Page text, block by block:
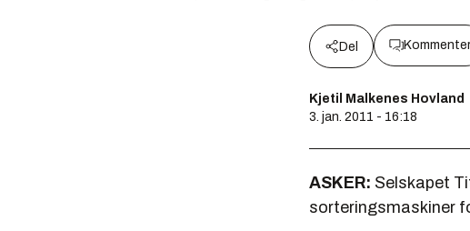
Del Kommenter
Kjetil Malkenes Hovland
3. jan. 2011 - 16:18
ASKER: Selskapet
sorteringsmaskiner